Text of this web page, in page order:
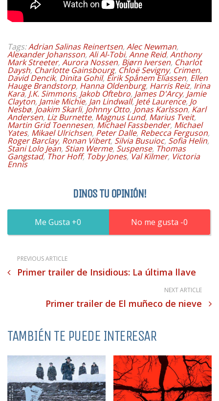
Tags:Adrian Salinas Reinertsen, Alec Newman,
Alexander Johansson, Ali Al-Tobi, Anne Reid, Anthony
Mark Streeter, Aurora Nossen, Bjørn Iversen, Charlot
Daysh, Charlotte Gainsbourg,Chloë Sevigny, Crimen,
David Dencik, Dinita Gohil, Eirik Spånem Eliassen, Ellen
Hauge Brandstorp, Hanna Oldenburg, Harris Reiz, Irina
Kara, J.K. Simmons, Jakob Oftebro, James D'Arcy, Jamie
Clayton, Jamie Michie, Jan Lindwall,Jeté Laurence, Jo
Nesbø, Joakim Skarli,Johnny Otto,Jonas Karlsson,Karl
Andersen, Liz Burnette, Magnus Lund, Marius Tveit,
Martin Grid Toennesen, Michael Fassbender, Michael
Yates, Mikael Ulrichsen, Peter Dalle, Rebecca Ferguson,
Roger Barclay, Ronan Vibert, Silvia Busuioc, Sofia Helin,
Stani Lolo Jean, Stian Werme, Suspense, Thomas
Gangstad,Thor Hoff, Toby Jones,Val Kilmer, Victoria
Ennis
DINOS TU OPINIÓN!
0 0
PREVIOUS ARTICLE
Primer trailer de Insidious: La última llave
NEXT ARTICLE
Primer trailer de El muñeco de nieve
TAMBIÉN TE PUEDE INTERESAR